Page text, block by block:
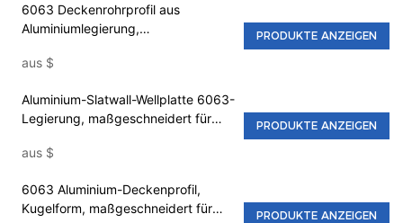
6063 Deckenrohrprofil aus
Aluminiumlegierung,
aus $
PRODUKTE ANZEIGEN
Aluminium-Slatwall-Wellplatte 6063-
Legierung, maßgeschneidert für
aus $
PRODUKTE ANZEIGEN
6063 Aluminium-Deckenprofil,
Kugelform, maßgeschneidert für
PRODUKTE ANZEIGEN